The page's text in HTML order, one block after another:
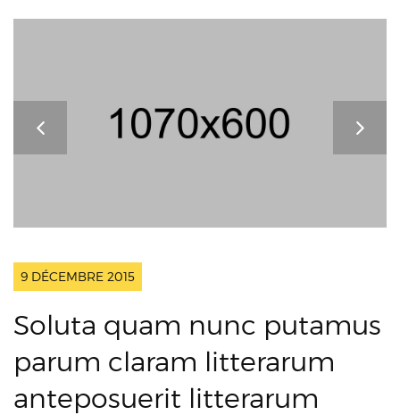
9 DÉCEMBRE 2015
Soluta quam nunc putamus
parum claram litterarum
anteposuerit litterarum